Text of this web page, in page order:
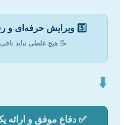
5️⃣ ویرایش حرفه‌ای و
📝 هیچ غلطی نباید باقی
⬇️
✅ دفاع موفق و ارائه